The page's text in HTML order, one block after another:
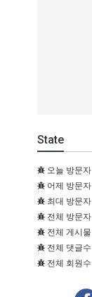
State
오늘 방문자
어제 방문자
최대 방문자
전체 방문자
전체 게시물
전체 댓글수
전체 회원수